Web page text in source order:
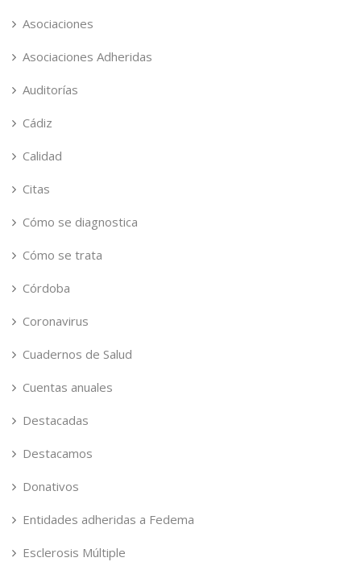
Asociaciones
Asociaciones Adheridas
Auditorías
Cádiz
Calidad
Citas
Cómo se diagnostica
Cómo se trata
Córdoba
Coronavirus
Cuadernos de Salud
Cuentas anuales
Destacadas
Destacamos
Donativos
Entidades adheridas a Fedema
Esclerosis Múltiple